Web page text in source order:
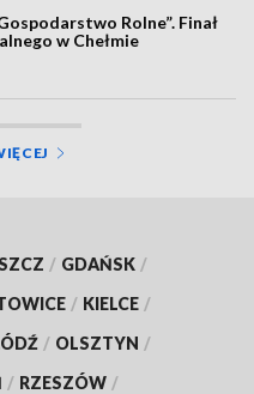
Rolne”. Finał
w Chełmie
/ GDAŃSK /
/ KIELCE /
/ OLSZTYN /
/ RZESZÓW /